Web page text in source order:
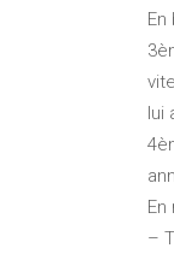
En
lui
En
–